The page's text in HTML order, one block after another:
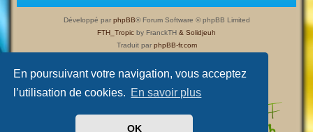
En poursuivant votre navigation, vous acceptez
l’utilisation de cookies. En savoir plus
OK
Développé par phpBB® Forum Software © phpBB Limited
FTH_Tropic by FranckTH & Solidjeuh
Traduit par phpBB-fr.com